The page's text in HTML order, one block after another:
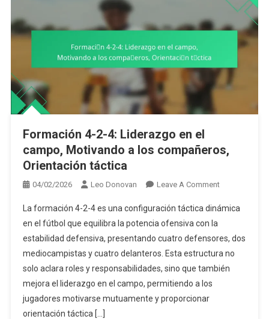
Formación 4-2-4: Liderazgo en el
campo, Motivando a los compañeros,
Orientación táctica
04/02/2026 Leo Donovan Leave A CommentOn
4-
4:
Liderazgo
En
La formación 4-2-4 es una configuración táctica dinámica
en el fútbol que equilibra la potencia ofensiva con la
estabilidad defensiva, presentando cuatro defensores, dos
mediocampistas y cuatro delanteros. Esta estructura no
solo aclara roles y responsabilidades, sino que también
mejora el liderazgo en el campo, permitiendo a los
jugadores motivarse mutuamente y proporcionar
orientación táctica […]